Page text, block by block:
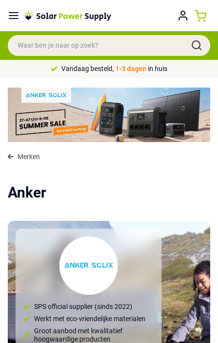
Vandaag besteld, 1-3 dagen in huis
Merken
Anker
SPS official supplier (sinds 2022)
Werkt met eco-vriendelijke materialen
Groot aanbod met kwalitatief
hoogwaardige producten